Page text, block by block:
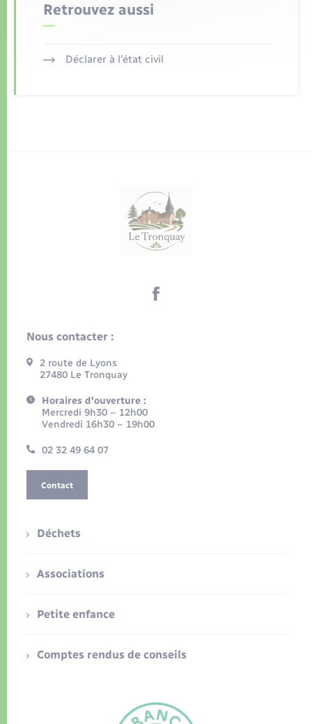
Retrouvez aussi
Déclarer à l’état civil
Nous contacter :
2 route de Lyons
27480 Le Tronquay
Horaires d'ouverture :
Mercredi 9h30 – 12h00
Vendredi 16h30 – 19h00
02 32 49 64 07
Contact
Déchets
Associations
Petite enfance
Comptes rendus de conseils